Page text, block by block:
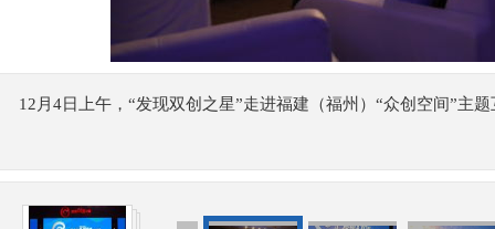
12月4日上午，“发现双创之星”走进福建（福州）“众创空间”主